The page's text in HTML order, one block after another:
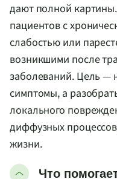
дают полной
пациентов с
слабостью или
возникшими после
заболеваний. Цель —
симптомы, а
локального
диффузных
жизни.
Что